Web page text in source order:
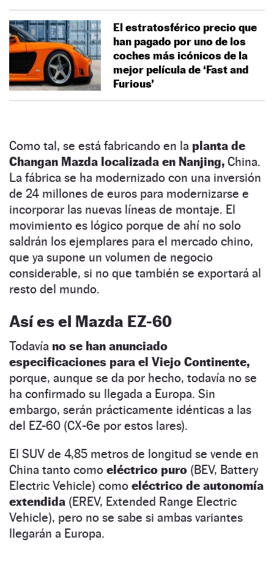
El estratosférico precio que
han pagado por uno de los
coches más icónicos de la
mejor película de ‘Fast and
Furious’
Como tal, se está fabricando en la planta de
Changan Mazda localizada en Nanjing, China.
La fábrica se ha modernizado con una inversión
de 24 millones de euros para modernizarse e
incorporar las nuevas líneas de montaje. El
movimiento es lógico porque de ahí no solo
saldrán los ejemplares para el mercado chino,
que ya supone un volumen de negocio
considerable, si no que también se exportará al
resto del mundo.
Así es el Mazda EZ-60
Todavía no se han anunciado
especificaciones para el Viejo Continente,
porque, aunque se da por hecho, todavía no se
ha confirmado su llegada a Europa. Sin
embargo, serán prácticamente idénticas a las
del EZ-60 (CX-6e por estos lares).
El SUV de 4,85 metros de longitud se vende en
China tanto como eléctrico puro (BEV, Battery
Electric Vehicle) como eléctrico de autonomía
extendida (EREV, Extended Range Electric
Vehicle), pero no se sabe si ambas variantes
llegarán a Europa.